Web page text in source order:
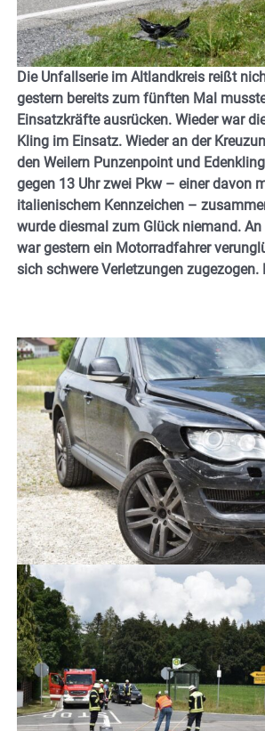
Die Unfallserie im Altlandkreis reißt
gestern bereits zum fünften Mal
Einsatzkräfte ausrücken. Wieder war
Kling im Einsatz. Wieder an der
den Weilern Punzenpoint und
gegen 13 Uhr zwei Pkw – einer davon
italienischem Kennzeichen –
wurde diesmal zum Glück niemand. An
war gestern ein Motorradfahrer
sich schwere Verletzungen zugezogen.